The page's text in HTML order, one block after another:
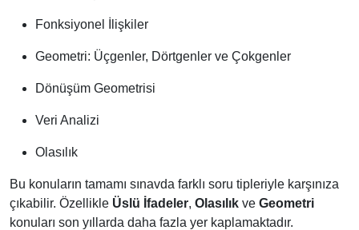
Fonksiyonel İlişkiler
Geometri: Üçgenler, Dörtgenler ve Çokgenler
Dönüşüm Geometrisi
Veri Analizi
Olasılık
Bu konuların tamamı sınavda farklı soru tipleriyle karşınıza
çıkabilir. Özellikle Üslü İfadeler, Olasılık ve Geometri
konuları son yıllarda daha fazla yer kaplamaktadır.